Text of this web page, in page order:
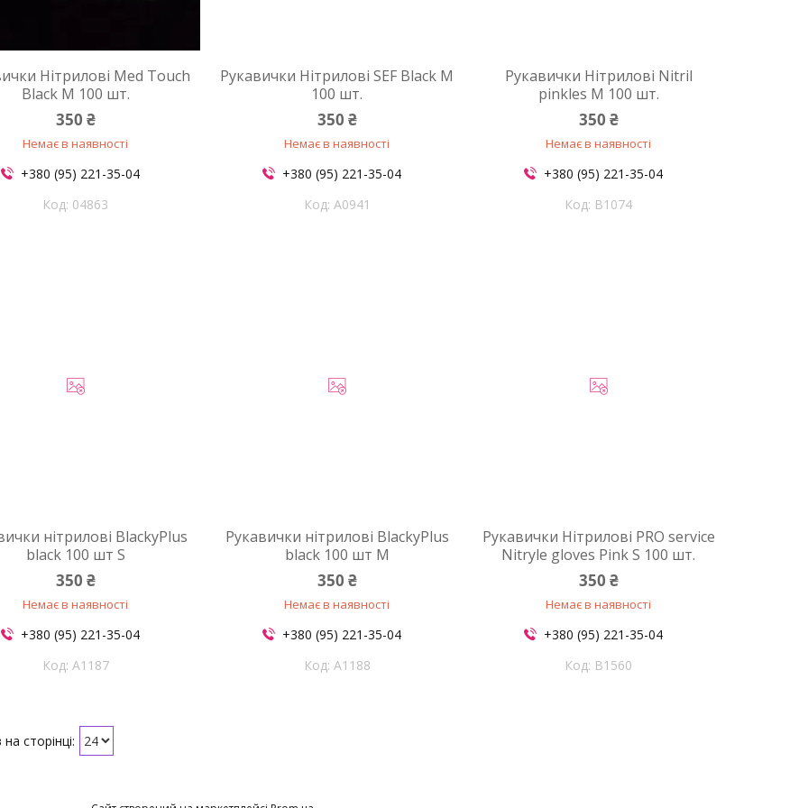
Нітрилові Med Touch
Black M 100 шт.
350 ₴
Немає в наявності
+380 (95) 221-35-04
04863
Рукавички Нітрилові SEF Black M
100 шт.
350 ₴
Немає в наявності
+380 (95) 221-35-04
A0941
Рукавички Нітрилові Nitril
pinkles M 100 шт.
350 ₴
Немає в наявності
+380 (95) 221-35-04
B1074
нітрилові BlackyPlus
black 100 шт S
350 ₴
Немає в наявності
+380 (95) 221-35-04
A1187
Рукавички нітрилові BlackyPlus
black 100 шт M
350 ₴
Немає в наявності
+380 (95) 221-35-04
A1188
Рукавички Нітрилові PRO service
Nitryle gloves Pink S 100 шт.
350 ₴
Немає в наявності
+380 (95) 221-35-04
B1560